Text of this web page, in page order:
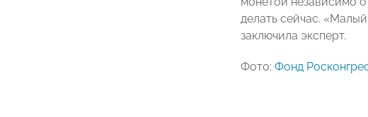
делать сейчас.
заключила эксперт.
Фото: Фонд